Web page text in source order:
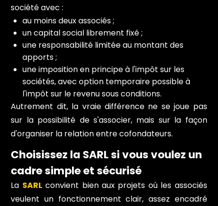
société avec :
au moins deux associés ;
un capital social librement fixé ;
une responsabilité limitée au montant des
apports ;
une imposition en principe à l'impôt sur les
sociétés, avec option temporaire possible à
l'impôt sur le revenu sous conditions.
Autrement dit, la vraie différence ne se joue pas
sur la possibilité de s'associer, mais sur la façon
d'organiser la relation entre cofondateurs.
Choisissez la SARL si vous voulez un
cadre simple et sécurisé
La SARLconvient bien aux projets où les associés
veulent un fonctionnement clair, assez encadré